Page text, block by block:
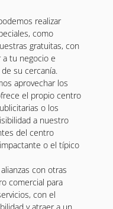
realizar
como
gratuitas, con
tu negocio e
su cercanía.
aprovechar los
el propio centro
o los
a nuestro
del centro
o el típico
con otras
comercial para
con el